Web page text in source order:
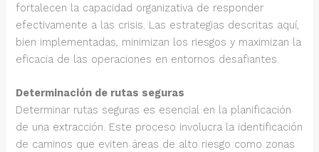
fortalecen la capacidad organizativa de responder
efectivamente a las crisis. Las estrategias descritas aquí,
bien implementadas, minimizan los riesgos y maximizan la
eficacia de las operaciones en entornos desafiantes.
Determinación de rutas seguras
Determinar rutas seguras es esencial en la planificación
de una extracción. Este proceso involucra la identificación
de caminos que eviten áreas de alto riesgo como zonas